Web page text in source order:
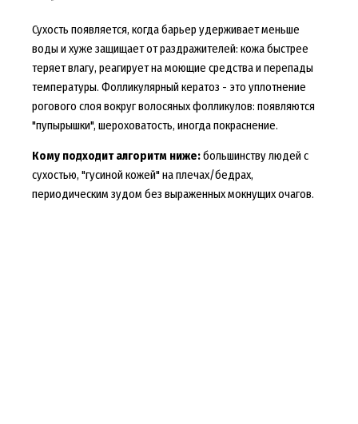
Сухость появляется, когда барьер удерживает меньше
воды и хуже защищает от раздражителей: кожа быстрее
теряет влагу, реагирует на моющие средства и перепады
температуры. Фолликулярный кератоз - это уплотнение
рогового слоя вокруг волосяных фолликулов: появляются
"пупырышки", шероховатость, иногда покраснение.
Кому подходит алгоритм ниже:большинству людей с
сухостью, "гусиной кожей" на плечах/бедрах,
периодическим зудом без выраженных мокнущих очагов.